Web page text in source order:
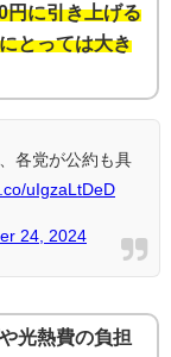
円に引き上げる
とっては大き
各党が公約も具
uIgzaLtDeD
24, 2024
光熱費の負担